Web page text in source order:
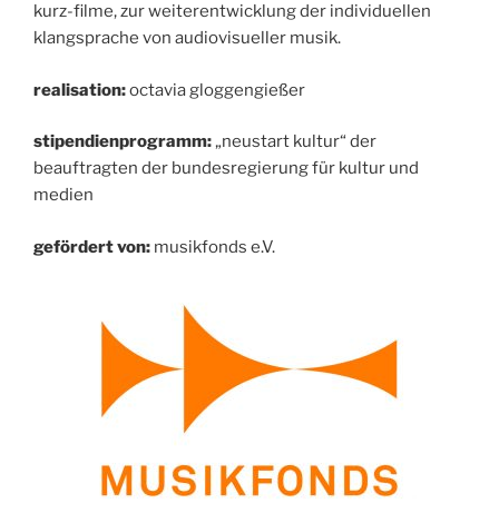
kurz-filme, zur weiterentwicklung der individuellen
klangsprache von audiovisueller musik.
realisation:octavia gloggengießer
stipendienprogramm:„neustart kultur“ der
beauftragten der bundesregierung für kultur und
medien
gefördert von: musikfonds e.V.